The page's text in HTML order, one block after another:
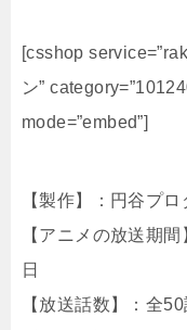
[csshop
ン”
mode=”embed”]
【製作】：円谷プ
【アニメの放送期
日
【放送話数】：全